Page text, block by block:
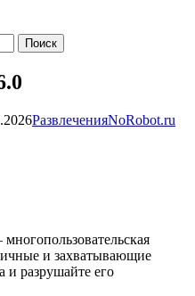
РазвлеченияNoRobot.ru
и захватывающие
и разрушайте его